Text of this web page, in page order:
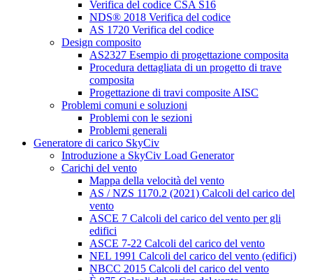
Verifica del codice CSA S16
NDS® 2018 Verifica del codice
AS 1720 Verifica del codice
Design composito
AS2327 Esempio di progettazione composita
Procedura dettagliata di un progetto di trave
composita
Progettazione di travi composite AISC
Problemi comuni e soluzioni
Problemi con le sezioni
Problemi generali
Generatore di carico SkyCiv
Introduzione a SkyCiv Load Generator
Carichi del vento
Mappa della velocità del vento
AS / NZS 1170.2 (2021) Calcoli del carico del
vento
ASCE 7 Calcoli del carico del vento per gli
edifici
ASCE 7-22 Calcoli del carico del vento
NEL 1991 Calcoli del carico del vento (edifici)
NBCC 2015 Calcoli del carico del vento